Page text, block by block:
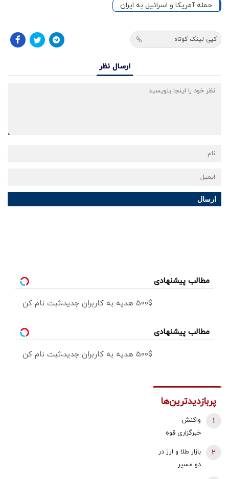
حمله آمریکا و اسرائیل به ایران
کپی لینک کوتاه
ارسال نظر
ارسال
مطالب پیشنهادی
500$ هدیه به کاربران جدید،ثبت نام کن
مطالب پیشنهادی
500$ هدیه به کاربران جدید،ثبت نام کن
پربازدیدترین‌ها
واکنش
خبرگزاری قوه
ادعای نماینده
مجلس درباره
1
بازار طلا و ارز در
دو مسیر
2